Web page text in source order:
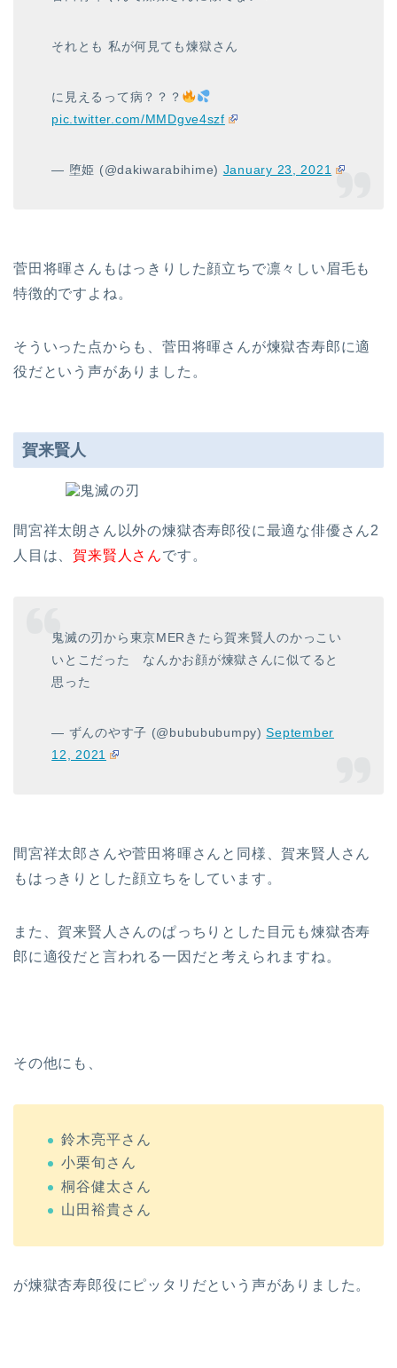
それとも 私が何見ても煉獄さん
に見えるって病？？？
pic.twitter.com/MMDgve4szf
— 堕姫 (@dakiwarabihime) January 23, 2021
菅田将暉さんもはっきりした顔立ちで凛々しい眉毛も
特徴的ですよね。
そういった点からも、菅田将暉さんが煉獄杏寿郎に適
役だという声がありました。
賀来賢人
間宮祥太朗さん以外の煉獄杏寿郎役に最適な俳優さん2
人目は、賀来賢人さんです。
鬼滅の刃から東京MERきたら賀来賢人のかっこい
いとこだった なんかお顔が煉獄さんに似てると
思った
— ずんのやす子 (@bubububumpy)September
12, 2021
間宮祥太郎さんや菅田将暉さんと同様、賀来賢人さん
もはっきりとした顔立ちをしています。
また、賀来賢人さんのぱっちりとした目元も煉獄杏寿
郎に適役だと言われる一因だと考えられますね。
その他にも、
鈴木亮平さん
小栗旬さん
桐谷健太さん
山田裕貴さん
が煉獄杏寿郎役にピッタリだという声がありました。